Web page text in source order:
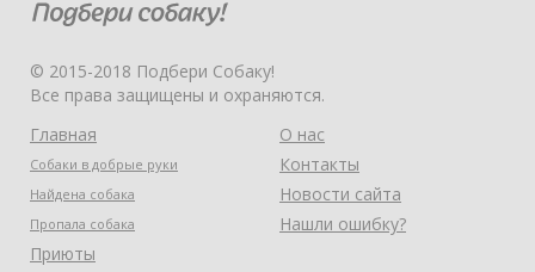
© 2015-2018 Подбери Собаку!
Все права защищены и охраняются.
Главная
Собаки в добрые руки
Найдена собака
Пропала собака
Приюты
О нас
Контакты
Новости сайта
Нашли ошибку?